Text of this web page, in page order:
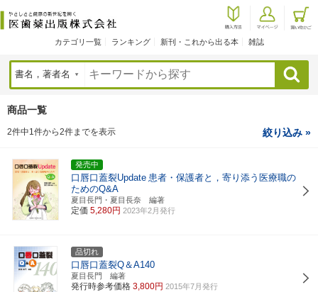
カテゴリ一覧 ランキング 新刊・これから出る本 雑誌
検索
商品一覧
2件中1件から2件までを表示 絞り込み »
発売中
口唇口蓋裂Update 患者・保護者と，寄り添う医療職の
ためのQ&A
夏目長門・夏目長奈 編著
定価 5,280円 2023年2月発行
品切れ
口唇口蓋裂Q＆A140
夏目長門 編著
発行時参考価格 3,800円 2015年7月発行